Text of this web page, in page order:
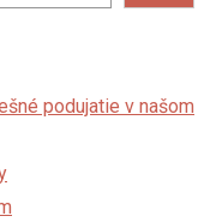
podujatie v našom